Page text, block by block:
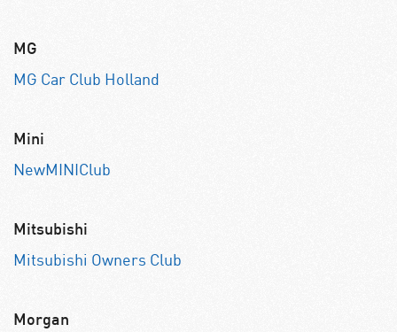
MG
MG Car Club Holland
Mini
NewMINIClub
Mitsubishi
Mitsubishi Owners Club
Morgan